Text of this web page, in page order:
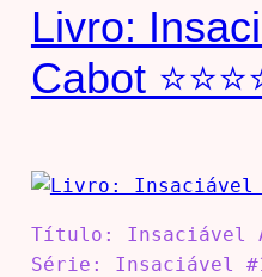
Livro:
Cabot
Título: Insaciável
Série: Insaciável